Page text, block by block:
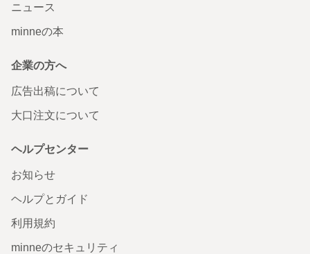
ニュース
minneの本
企業の方へ
広告出稿について
大口注文について
ヘルプセンター
お知らせ
ヘルプとガイド
利用規約
minneのセキュリティ